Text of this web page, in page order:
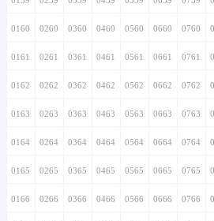
0160 0260 0360 0460 0560 0660 0760
0161 0261 0361 0461 0561 0661 0761
0162 0262 0362 0462 0562 0662 0762
0163 0263 0363 0463 0563 0663 0763
0164 0264 0364 0464 0564 0664 0764
0165 0265 0365 0465 0565 0665 0765
0166 0266 0366 0466 0566 0666 0766